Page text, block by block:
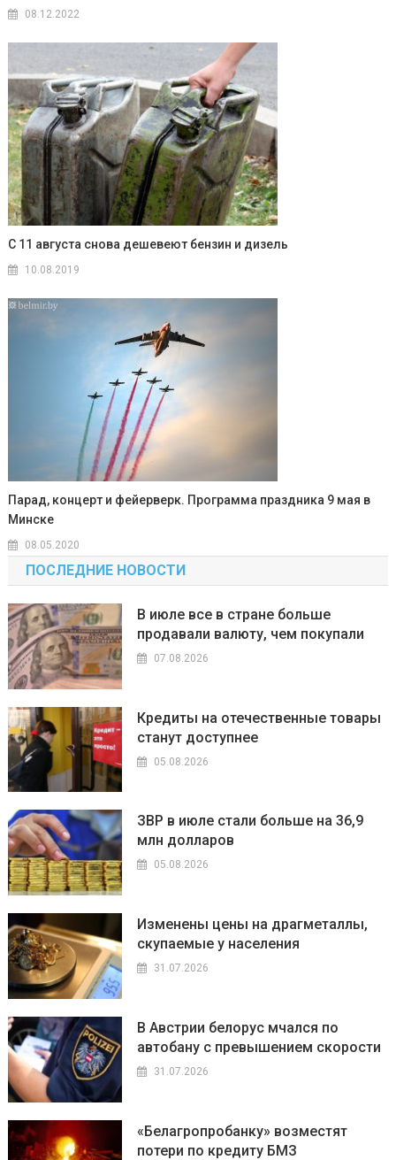
08.12.2022
С 11 августа снова дешевеют бензин и дизель
10.08.2019
Парад, концерт и фейерверк. Программа праздника 9 мая в
Минске
08.05.2020
ПОСЛЕДНИЕ НОВОСТИ
В июле все в стране больше
продавали валюту, чем покупали
07.08.2026
Кредиты на отечественные товары
станут доступнее
05.08.2026
ЗВР в июле стали больше на 36,9
млн долларов
05.08.2026
Изменены цены на драгметаллы,
скупаемые у населения
31.07.2026
В Австрии белорус мчался по
автобану с превышением скорости
31.07.2026
«Белагропробанку» возместят
потери по кредиту БМЗ